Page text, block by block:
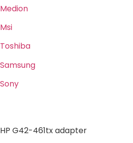
Medion
Msi
Toshiba
Samsung
Sony
HP G42-461tx adapter